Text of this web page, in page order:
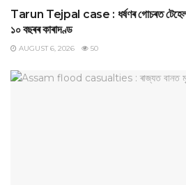
Tarun Tejpal case : ধৰ্ষণৰ গোচৰত
১০ বছৰৰ কাৰাদণ্ড
AUGUST 6, 2026 50